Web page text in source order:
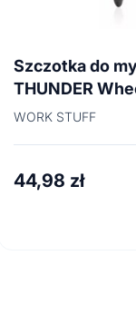
Szczotka do
THUNDER
45cm
WORK STUFF
44,98 zł